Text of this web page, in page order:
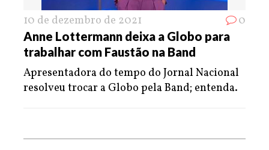
10 de dezembro de 2021 0
Anne Lottermann deixa a Globo para
trabalhar com Faustão na Band
Apresentadora do tempo do Jornal Nacional
resolveu trocar a Globo pela Band; entenda.